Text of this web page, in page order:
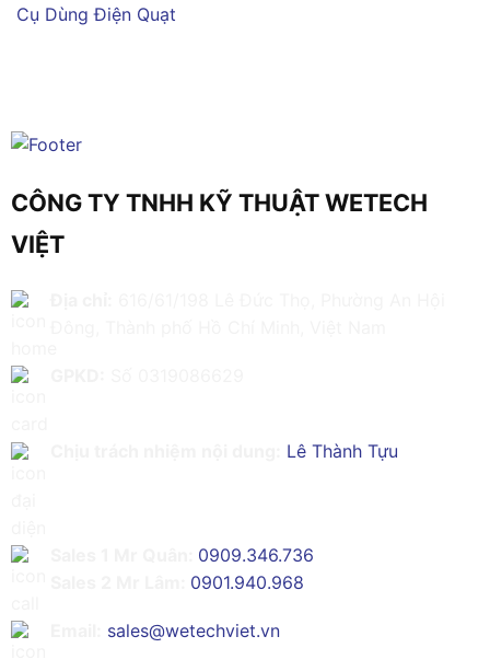
Cụ Dùng Điện Quạt
CÔNG TY TNHH KỸ THUẬT WETECH
VIỆT
Lê Thành Tựu
0909.346.736
0901.940.968
sales@wetechviet.vn